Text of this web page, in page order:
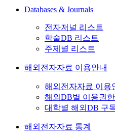
Databases & Journals
전자저널 리스트
학술DB 리스트
주제별 리스트
해외전자자료 이용안내
해외전자자료 이용
해외DB별 이용권한
대학별 해외DB 구
해외전자자료 통계